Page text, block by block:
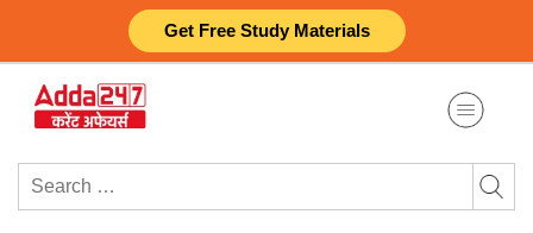
Get Free Study Materials
content
Search